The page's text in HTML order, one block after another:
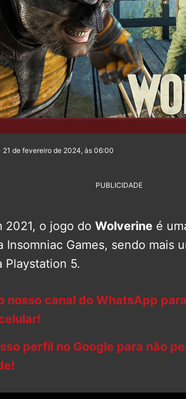
21 de fevereiro de 2024, às 06:00
PUBLICIDADE
2021, o jogo do Wolverine é
Insomniac Games, sendo mais
Playstation 5.
nosso canal do WhatsApp
perfil no Google para não